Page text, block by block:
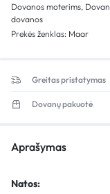
Dovanos moterims,
dovanos
Prekės ženklas: Maar
Greitas pristatymas
Dovanų pakuotė
Aprašymas
Natos: